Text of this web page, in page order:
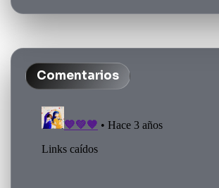
Comentarios